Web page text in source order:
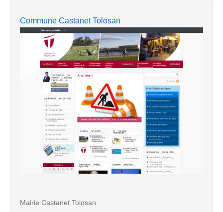
Commune Castanet Tolosan
Mairie Castanet Tolosan